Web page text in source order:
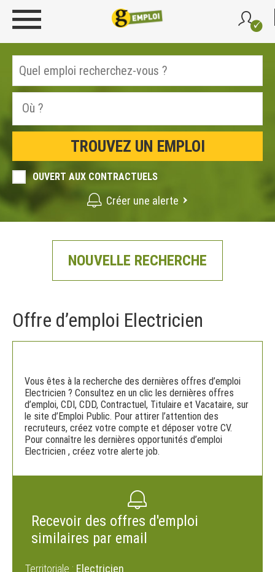
OUVERT AUX CONTRACTUELS
Créer une alerte
NOUVELLE RECHERCHE
Offre d’emploi Electricien
Vous êtes à la recherche des dernières offres d’emploi
Electricien ? Consultez en un clic les dernières offres
d’emploi, CDI, CDD, Contractuel, Titulaire et Vacataire, sur
le site d’Emploi Public. Pour attirer l’attention des
recruteurs, créez votre compte et déposer votre CV.
Pour connaître les dernières opportunités d’emploi
Electricien , créez votre alerte job.
Recevoir des offres d'emploi
similaires par email
Territoriale : Electricien